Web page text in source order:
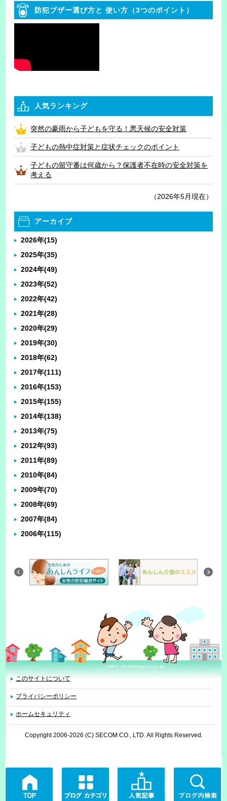
防犯ブザー選び方と 使い方（3つのポイント）
人気ランキング
突然の豪雨から子どもを守る！悪天候の安全対策
子どもの熱中症対策と症状チェックのポイント
子どもの留守番は何歳から？保護者不在時の安全対策を
考える
（2026年5月現在）
アーカイブ
2026年(15)
2025年(35)
2024年(49)
2023年(52)
2022年(42)
2021年(28)
2020年(29)
2019年(30)
2018年(62)
2017年(111)
2016年(153)
2015年(155)
2014年(138)
2013年(75)
2012年(93)
2011年(89)
2010年(84)
2009年(70)
2008年(69)
2007年(84)
2006年(115)
このサイトについて
プライバシーポリシー
ホームセキュリティ
Copyright 2006-2026 (C) SECOM CO., LTD. All Rights Reserved.